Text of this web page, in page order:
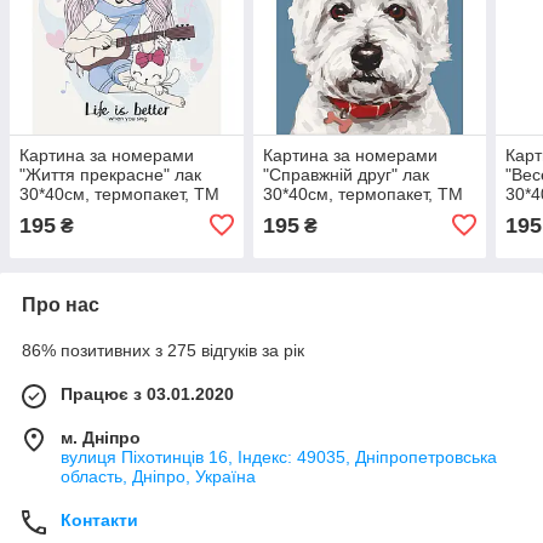
Картина за номерами
"Життя прекрасне" лак
30*40см, термопакет, ТМ
195 ₴
Картина за номерами
"Справжній друг" лак
30*40см, термопакет, ТМ
195₴ 195
Про нас
86% позитивних з 275 відгуків за рік
Працює з 03.01.2020
м. Дніпро
вулиця Піхотинців 16, Індекс: 49035, Дніпропетровська
область, Дніпро, Україна
Контакти